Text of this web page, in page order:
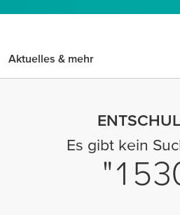
Aktuelles & mehr
Es gibt kein